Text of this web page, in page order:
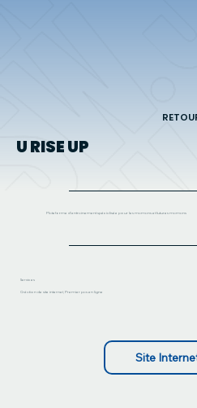
U RISE UP
Plateforme d'entrainement spécialisée pour les mamans et futures mamans
Services
Création de site internet, Premier pas en ligne
Site